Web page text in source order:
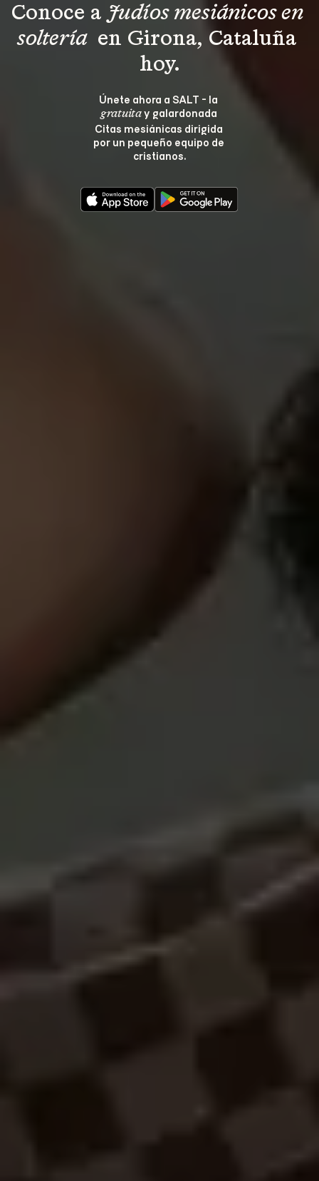
Conoce a Judíos mesiánicos en
soltería en Girona, Cataluña
hoy.
Únete ahora a SALT - la
gratuita y galardonada
Citas mesiánicas dirigida
por un pequeño equipo de
cristianos.